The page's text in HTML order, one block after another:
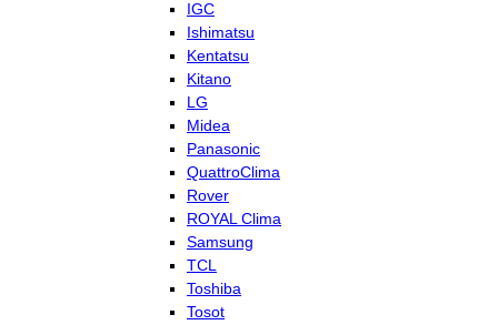
IGC
Ishimatsu
Kentatsu
Kitano
LG
Midea
Panasonic
QuattroClima
Rover
ROYAL Clima
Samsung
TCL
Toshiba
Tosot